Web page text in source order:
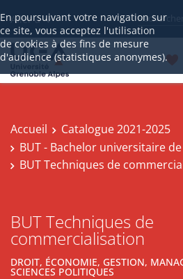
En poursuivant votre navigation sur
ce site, vous acceptez l'utilisation
de cookies à des fins de mesure
d'audience (statistiques anonymes).
Aller à
Accueil
Catalogue 2021-2025
BUT - Bachelor universitaire
BUT Techniques de
BUT Techniques de
commercialisation
DROIT, ÉCONOMIE, GESTION,
SCIENCES POLITIQUES